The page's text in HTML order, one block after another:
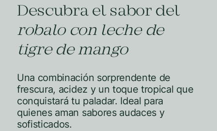
Descubra el sabor del
robalo con leche de
tigre de mango
Una combinación sorprendente de
frescura, acidez y un toque tropical que
conquistará tu paladar. Ideal para
quienes aman sabores audaces y
sofisticados.